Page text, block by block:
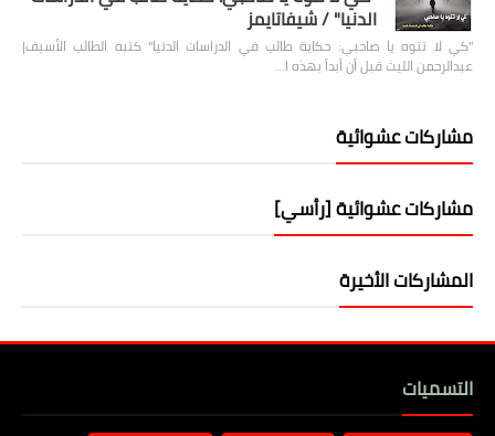
الدنيا" / شيفاتايمز
"كي لا تتوه يا صاحبي: حكاية طالب في الدراسات الدنيا" كتبه الطالب الأسيف|
عبدالرحمن الليث قبل أن أبدأ بهذه ا…
مشاركات عشوائية
مشاركات عشوائية [رأسي]
المشاركات الأخيرة
التسميات